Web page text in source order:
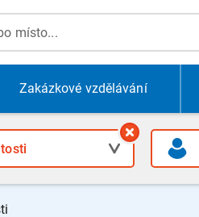
Zakázkové vzdělávání